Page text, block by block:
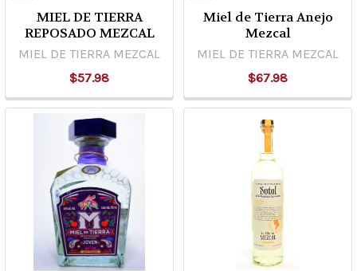
MIEL DE TIERRA
REPOSADO MEZCAL
MIEL DE TIERRA MEZCAL
$57.98
Miel de Tierra Anejo
Mezcal
MIEL DE TIERRA MEZCAL
$67.98